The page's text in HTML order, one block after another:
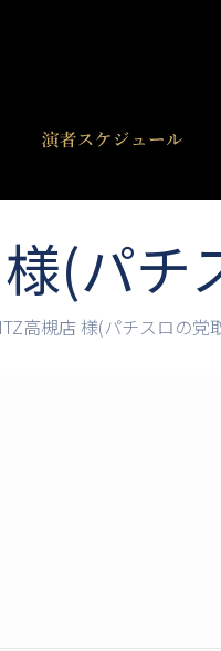
様(パ
高槻店 様(パチスロの党